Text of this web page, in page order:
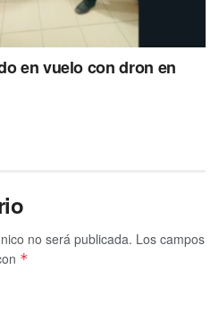
en vuelo con dron en
no será publicada. Los campos
*